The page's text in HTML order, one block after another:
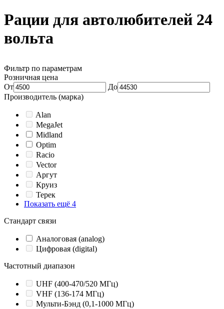
Рации для автолюбителей 24
вольта
Фильтр по параметрам
Розничная цена
От
До
Производитель (марка)
Alan
MegaJet
Midland
Optim
Racio
Vector
Аргут
Круиз
Терек
Показать ещё 4
Стандарт связи
Аналоговая (analog)
Цифровая (digital)
Частотный диапазон
UHF (400-470/520 МГц)
VHF (136-174 МГц)
Мульти-Бэнд (0,1-1000 МГц)